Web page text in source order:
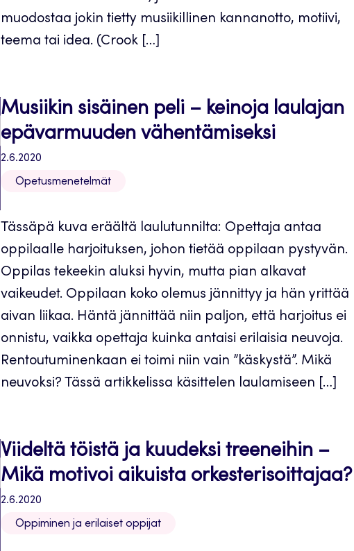
muodostaa jokin tietty musiikillinen kannanotto, motiivi,
teema tai idea. (Crook […]
Musiikin sisäinen peli – keinoja laulajan
epävarmuuden vähentämiseksi
2.6.2020
Opetusmenetelmät
Tässäpä kuva eräältä laulutunnilta: Opettaja antaa
oppilaalle harjoituksen, johon tietää oppilaan pystyvän.
Oppilas tekeekin aluksi hyvin, mutta pian alkavat
vaikeudet. Oppilaan koko olemus jännittyy ja hän yrittää
aivan liikaa. Häntä jännittää niin paljon, että harjoitus ei
onnistu, vaikka opettaja kuinka antaisi erilaisia neuvoja.
Rentoutuminenkaan ei toimi niin vain ”käskystä”. Mikä
neuvoksi? Tässä artikkelissa käsittelen laulamiseen […]
Viideltä töistä ja kuudeksi treeneihin –
Mikä motivoi aikuista orkesterisoittajaa?
2.6.2020
Oppiminen ja erilaiset oppijat